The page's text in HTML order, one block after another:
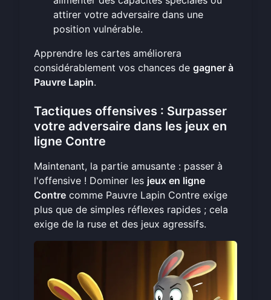
attirer votre adversaire dans une
position vulnérable.
Apprendre les cartes améliorera
considérablement vos chances de gagner à
Pauvre Lapin.
Tactiques offensives : Surpasser
votre adversaire dans les jeux en
ligne Contre
Maintenant, la partie amusante : passer à
l'offensive ! Dominer les jeux en ligne
Contre comme Pauvre Lapin Contre exige
plus que de simples réflexes rapides ; cela
exige de la ruse et des jeux agressifs.